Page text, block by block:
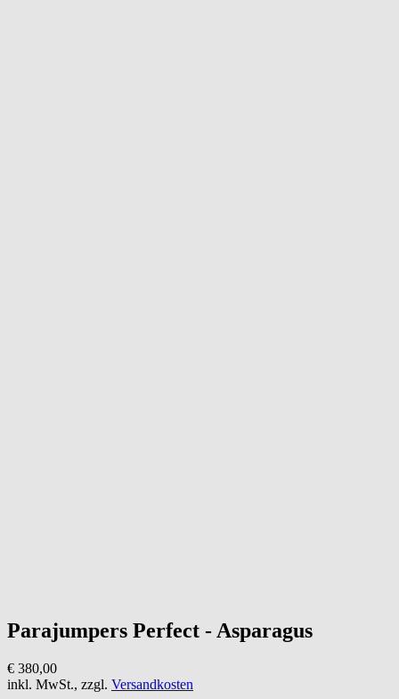
Parajumpers Perfect - Asparagus
€ 380,00
inkl. MwSt., zzgl. Versandkosten